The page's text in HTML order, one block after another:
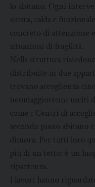
lo abitano. Ogni
sicura, calda e
concreto di attenzione
situazioni di fragilità.
Nella struttura
distribuite in due
trovano accoglienza
neomaggiorenni usciti
come i Centri di
secondo piano abitano
dimora. Per tutti loro
più di un tetto: è un
ripartenza.
I lavori hanno